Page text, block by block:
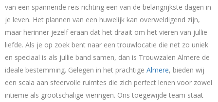
van een spannende reis richting een van de belangrijkste dagen in
je leven. Het plannen van een huwelijk kan overweldigend zijn,
maar herinner jezelf eraan dat het draait om het vieren van jullie
liefde. Als je op zoek bent naar een trouwlocatie die net zo uniek
en speciaal is als jullie band samen, dan is Trouwzalen Almere de
ideale bestemming. Gelegen in het prachtige Almere, bieden wij
een scala aan sfeervolle ruimtes die zich perfect lenen voor zowel
intieme als grootschalige vieringen. Ons toegewijde team staat